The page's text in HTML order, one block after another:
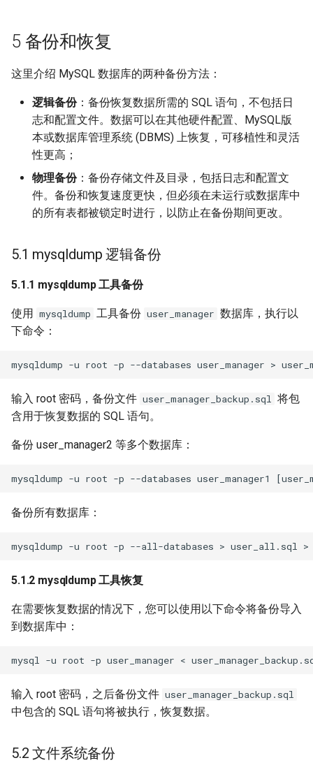
5 备份和恢复
这里介绍 MySQL 数据库的两种备份方法：
逻辑备份：备份恢复数据所需的 SQL 语句，不包括日
志和配置文件。数据可以在其他硬件配置、MySQL版
本或数据库管理系统 (DBMS) 上恢复，可移植性和灵活
性更高；
物理备份：备份存储文件及目录，包括日志和配置文
件。备份和恢复速度更快，但必须在未运行或数据库中
的所有表都被锁定时进行，以防止在备份期间更改。
5.1 mysqldump 逻辑备份
5.1.1 mysqldump 工具备份
使用 mysqldump 工具备份 user_manager 数据库，执行以
下命令：
输入 root 密码，备份文件 user_manager_backup.sql 将包
含用于恢复数据的 SQL 语句。
备份 user_manager2 等多个数据库：
备份所有数据库：
5.1.2 mysqldump 工具恢复
在需要恢复数据的情况下，您可以使用以下命令将备份导入
到数据库中：
mysql -u root -p user_manager <
输入 root 密码，之后备份文件 user_manager_backup.sql
中包含的 SQL 语句将被执行，恢复数据。
5.2 文件系统备份